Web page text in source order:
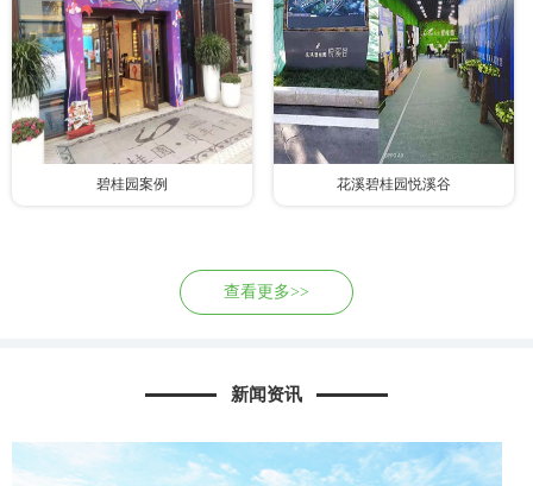
碧桂园案例 花溪碧桂园悦溪谷
查看更多>>
新闻资讯